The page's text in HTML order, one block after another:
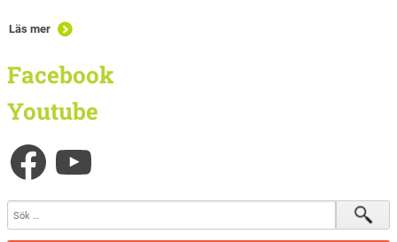
Läs mer
Facebook
Youtube